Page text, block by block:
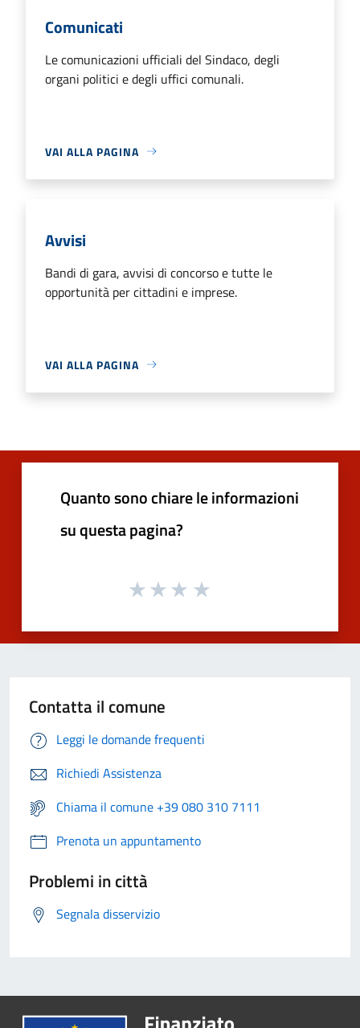
Comunicati
Le comunicazioni ufficiali del Sindaco, degli
organi politici e degli uffici comunali.
VAI ALLA PAGINA
Avvisi
Bandi di gara, avvisi di concorso e tutte le
opportunità per cittadini e imprese.
VAI ALLA PAGINA
Quanto sono chiare le informazioni
su questa pagina?
Contatta il comune
Leggi le domande frequenti
Richiedi Assistenza
Chiama il comune +39 080 310 7111
Prenota un appuntamento
Problemi in città
Segnala disservizio